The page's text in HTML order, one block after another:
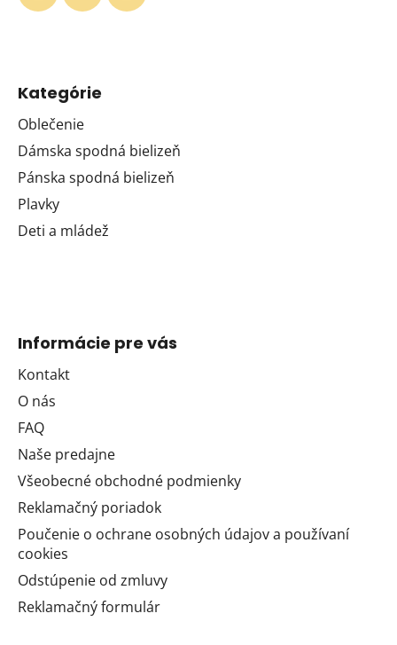
Kategórie
Oblečenie
Dámska spodná bielizeň
Pánska spodná bielizeň
Plavky
Deti a mládež
Informácie pre vás
Kontakt
O nás
FAQ
Naše predajne
Všeobecné obchodné podmienky
Reklamačný poriadok
Poučenie o ochrane osobných údajov a používaní
cookies
Odstúpenie od zmluvy
Reklamačný formulár